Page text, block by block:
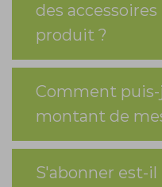
des
produit ?
Comment
montant de
S'abonner est-